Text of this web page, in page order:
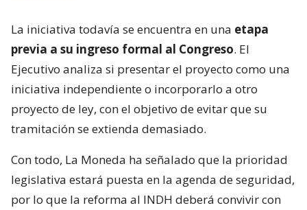
La iniciativa todavía se encuentra en una etapa
previa a su ingreso formal al Congreso. El
Ejecutivo analiza si presentar el proyecto como una
iniciativa independiente o incorporarlo a otro
proyecto de ley, con el objetivo de evitar que su
tramitación se extienda demasiado.
Con todo, La Moneda ha señalado que la prioridad
legislativa estará puesta en la agenda de seguridad,
por lo que la reforma al INDH deberá convivir con